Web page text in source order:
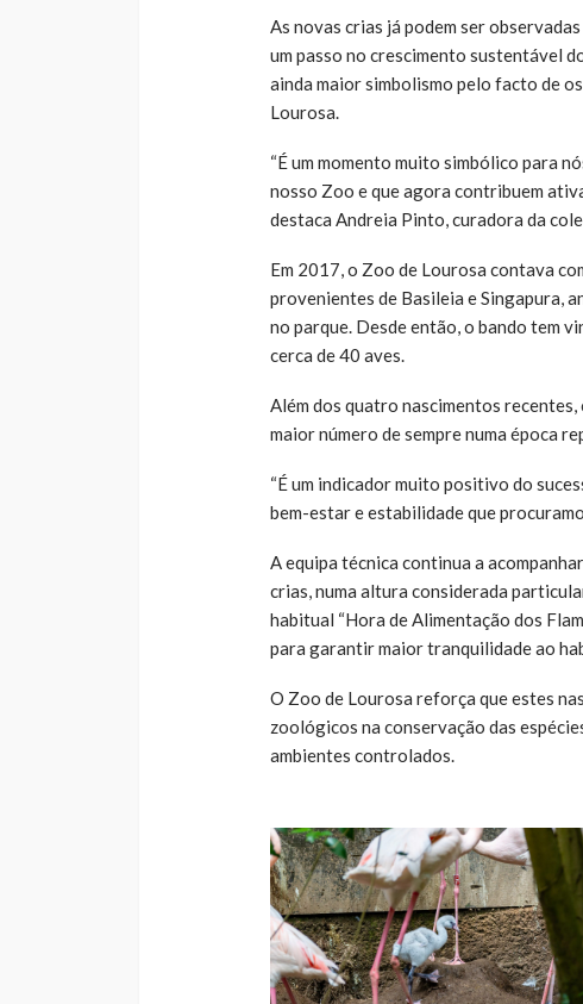
As novas crias já podem ser
um passo no crescimento sustentável
ainda maior simbolismo pelo facto de
Lourosa.
“É um momento muito simbólico para
nosso Zoo e que agora contribuem
destaca Andreia Pinto, curadora da
Em 2017, o Zoo de Lourosa contava
provenientes de Basileia e Singapura,
no parque. Desde então, o bando tem
cerca de 40 aves.
Além dos quatro nascimentos
maior número de sempre numa época
“É um indicador muito positivo do
bem-estar e estabilidade que
A equipa técnica continua a
crias, numa altura considerada
habitual “Hora de Alimentação dos
para garantir maior tranquilidade ao
O Zoo de Lourosa reforça que estes
zoológicos na conservação das
ambientes controlados.